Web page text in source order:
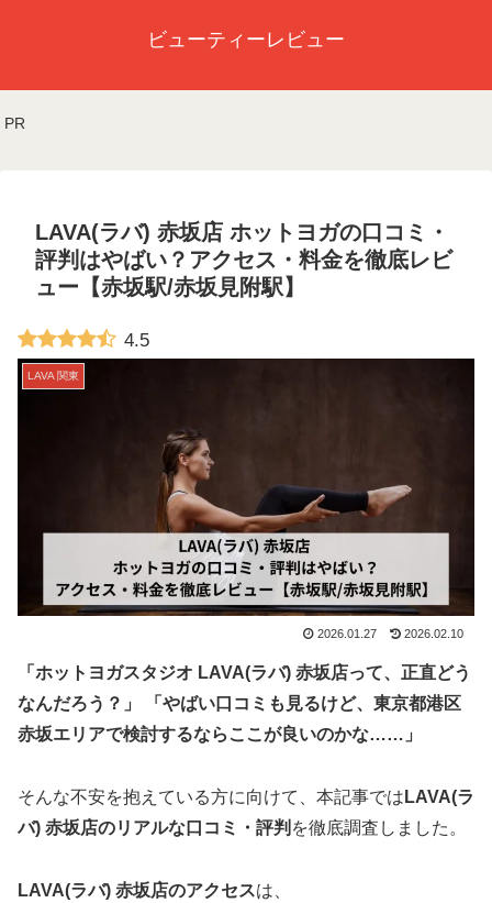
ビューティーレビュー
PR
LAVA(ラバ) 赤坂店 ホットヨガの口コミ・
評判はやばい？アクセス・料金を徹底レビ
ュー【赤坂駅/赤坂見附駅】
4.5
LAVA 関東
2026.01.27 2026.02.10
「ホットヨガスタジオ LAVA(ラバ) 赤坂店って、正直どう
なんだろう？」 「やばい口コミも見るけど、 東京都港区
赤坂エリアで検討するならここが良いのかな……」
そんな不安を抱えている方に向けて、本記事では LAVA(ラ
バ) 赤坂店のリアルな口コミ・評判 を徹底調査しました。
LAVA(ラバ) 赤坂店のアクセスは、